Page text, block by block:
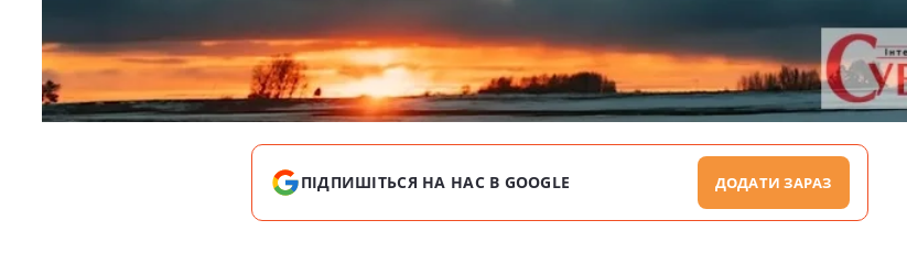
ПІДПИШІТЬСЯ НА НАС В GOOGLE ДОДАТИ ЗАРАЗ